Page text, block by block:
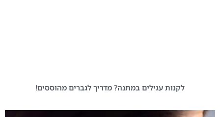
לקנות עגילים במתנה? מדריך לגברים מהוססים!